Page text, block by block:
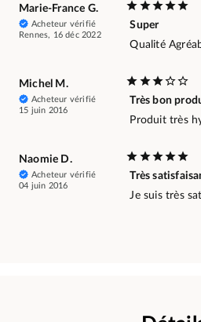
Marie-France G.
Acheteur vérifié
Rennes, 16 déc 2022
Super
Qualité
Michel M.
Acheteur vérifié
15 juin 2016
Très bon
Produit très
Naomie D.
Acheteur vérifié
04 juin 2016
Très
Je suis très